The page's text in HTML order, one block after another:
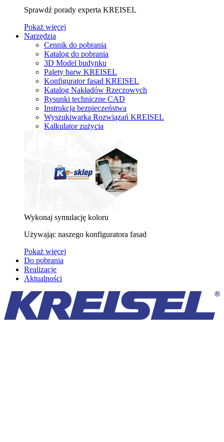
Sprawdź porady experta KREISEL
Pokaż więcej
Narzędzia
Cennik do pobrania
Katalog do pobrania
3D Model budynku
Palety barw KREISEL
Konfigurator fasad KREISEL
Katalog Nakładów Rzeczowych
Rysunki techniczne CAD
Instrukcja bezpieczeństwa
Wyszukiwarka Rozwiązań KREISEL
Kalkulator zużycia
Wykonaj symulację koloru
Używając naszego konfiguratora fasad
Pokaż więcej
Do pobrania
Realizacje
Aktualności